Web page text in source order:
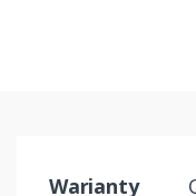
Warianty